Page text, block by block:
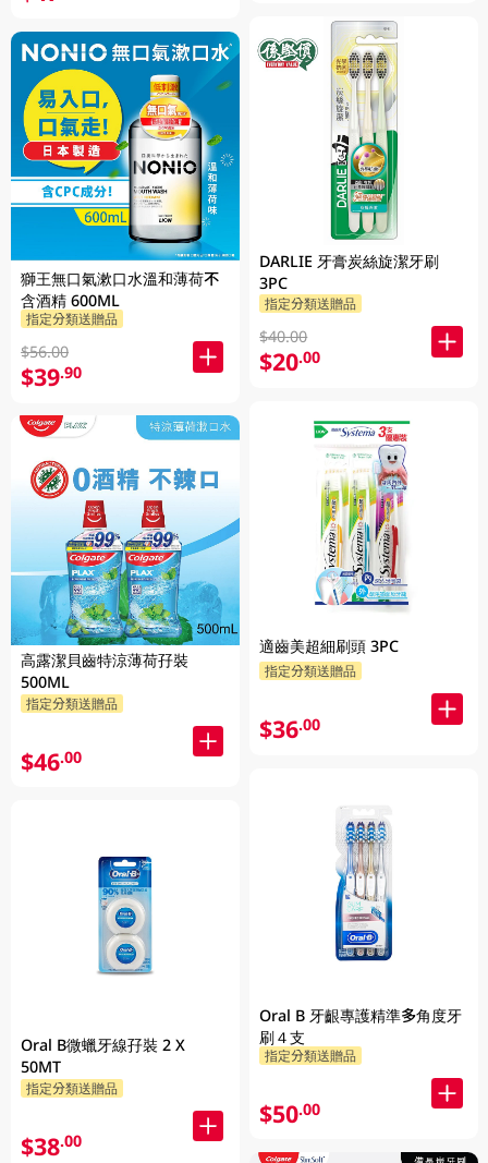
獅王無口氣漱口水溫和薄荷不
含酒精 600ML
指定分類送贈品
$56.00
$39.90
高露潔貝齒特涼薄荷孖裝
500ML
指定分類送贈品
$46.00
Oral B微蠟牙線孖裝 2 X
50MT
指定分類送贈品
$38.00
DARLIE 牙膏炭絲旋潔牙刷
3PC
指定分類送贈品
$40.00
$20.00
適齒美超細刷頭 3PC
指定分類送贈品
$36.00
Oral B 牙齦專護精準多角度牙
刷４支
指定分類送贈品
$50.00